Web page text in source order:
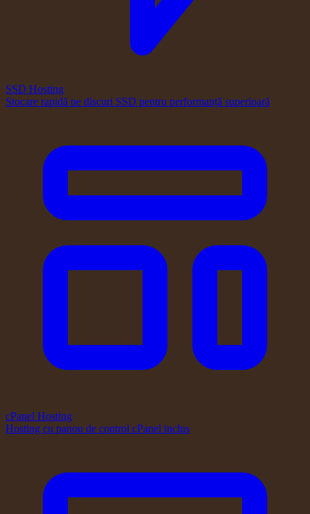
SSD Hosting
Stocare rapidă pe discuri SSD pentru performanță superioară
cPanel Hosting
Hosting cu panou de control cPanel inclus